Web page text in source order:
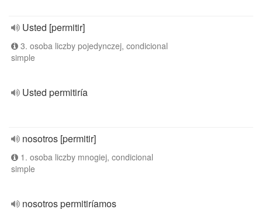
Usted [permitir]
3. osoba liczby pojedynczej, condicional
simple
Usted permitiría
nosotros [permitir]
1. osoba liczby mnogiej, condicional
simple
nosotros permitiríamos